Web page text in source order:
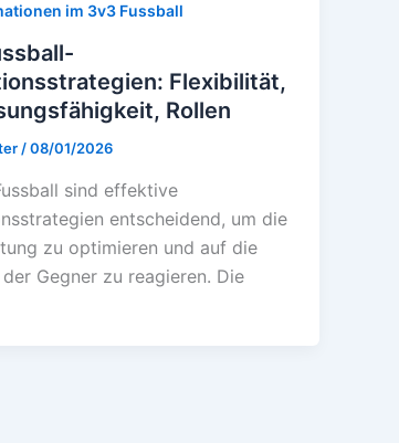
im 3v3 Fussball
Flexibilität,
Rollen
/08/01/2026
sind effektive
entscheidend, um die
zu optimieren und auf die
Gegner zu reagieren. Die